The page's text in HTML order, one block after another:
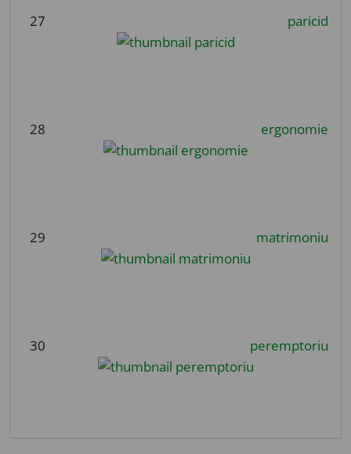
27 paricid
28 ergonomie
29 matrimoniu
30 peremptoriu